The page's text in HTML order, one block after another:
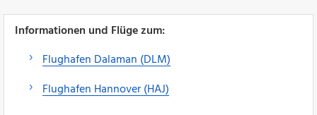
Informationen und Flüge zum:
Flughafen Dalaman (DLM)
Flughafen Hannover (HAJ)